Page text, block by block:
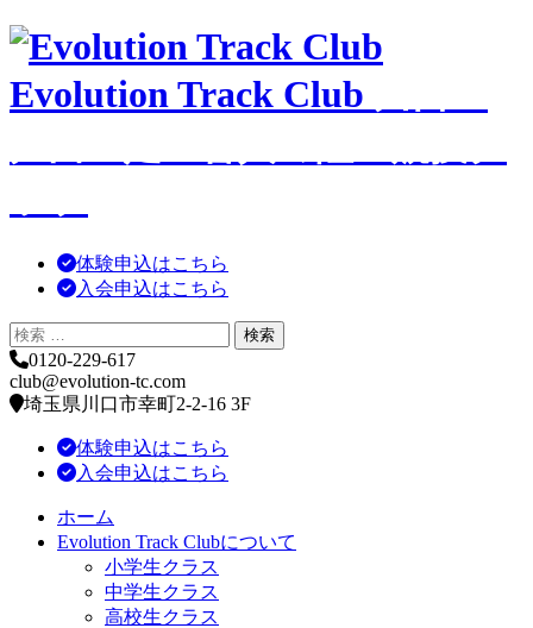
コ
テ
ン
へ
動
Evolution Track Club
体験申込はこちら
入会申込はこちら
0120-229-617
club@evolution-tc.com
埼玉県川口市幸町2-2-16 3F
体験申込はこちら
入会申込はこちら
ホーム
Evolution Track Clubについて
小学生クラス
中学生クラス
高校生クラス